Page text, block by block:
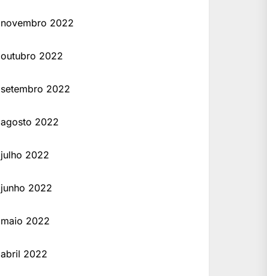
novembro 2022
outubro 2022
setembro 2022
agosto 2022
julho 2022
junho 2022
maio 2022
abril 2022